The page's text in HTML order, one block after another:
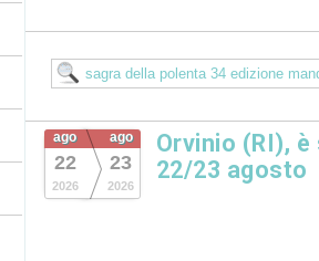
ago
22
2026
ago
23
2026
Orvinio (RI),
22/23 agosto